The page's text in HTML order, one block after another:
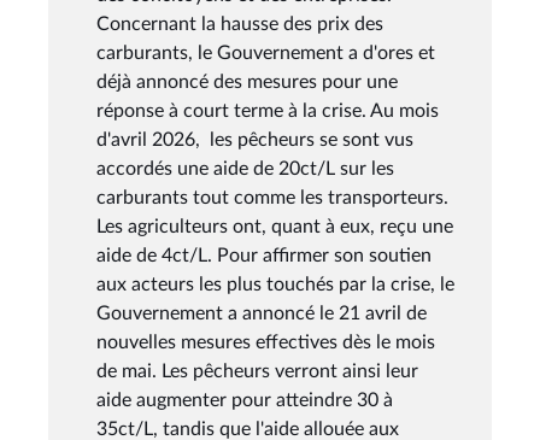
Concernant la hausse des prix des
carburants, le Gouvernement a d'ores et
déjà annoncé des mesures pour une
réponse à court terme à la crise. Au mois
d'avril 2026, les pêcheurs se sont vus
accordés une aide de 20ct/L sur les
carburants tout comme les transporteurs.
Les agriculteurs ont, quant à eux, reçu une
aide de 4ct/L. Pour affirmer son soutien
aux acteurs les plus touchés par la crise, le
Gouvernement a annoncé le 21 avril de
nouvelles mesures effectives dès le mois
de mai. Les pêcheurs verront ainsi leur
aide augmenter pour atteindre 30 à
35ct/L, tandis que l'aide allouée aux